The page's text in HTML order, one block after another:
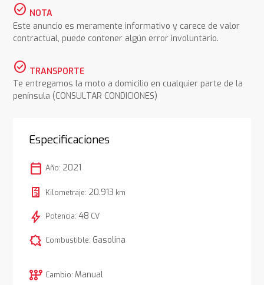
check_circle NOTA
Este anuncio es meramente informativo y carece de valor
contractual, puede contener algún error involuntario.
check_circle TRANSPORTE
Te entregamos la moto a domicilio en cualquier parte de la
península (CONSULTAR CONDICIONES)
Especificaciones
calendar_today Año: 2021
Kilometraje: 20.913 km
bolt Potencia: 48 CV
comic_bubble Combustible: Gasolina
auto_transmission Cambio: Manual